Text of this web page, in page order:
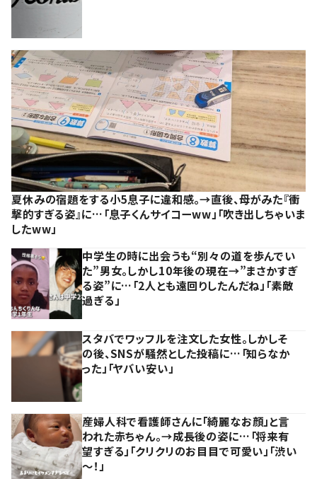
夏休みの宿題をする小5息子に違和感。→直後、母がみた『衝
撃的すぎる姿』に…「息子くんサイコーww」「吹き出しちゃいま
したww」
中学生の時に出会うも“別々の道を歩んでい
た”男女。しかし10年後の現在→”まさかすぎ
る姿”に…「2人とも遠回りしたんだね」「素敵
過ぎる」
スタバでワッフルを注文した女性。しかしそ
の後、SNSが騒然とした投稿に…「知らなか
った」「ヤバい安い」
産婦人科で看護師さんに「綺麗なお顔」と言
われた赤ちゃん。→成長後の姿に…「将来有
望すぎる」「クリクリのお目目で可愛い」「渋い
～！」